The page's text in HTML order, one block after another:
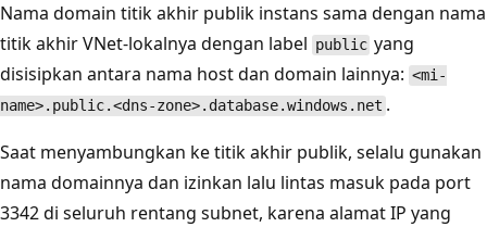
Nama domain titik akhir publik instans sama dengan nama
titik akhir VNet-lokalnya dengan label public yang
disisipkan antara nama host dan domain lainnya: <mi-
name>.public.<dns-zone>.database.windows.net .
Saat menyambungkan ke titik akhir publik, selalu gunakan
nama domainnya dan izinkan lalu lintas masuk pada port
3342 di seluruh rentang subnet, karena alamat IP yang